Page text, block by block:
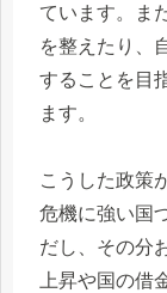
ています。ま
を整えたり、
することを目
ます。
こうした政策
危機に強い国
だし、その分
上昇や国の借